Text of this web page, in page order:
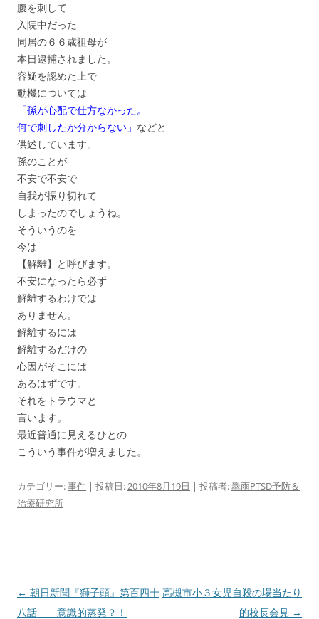
腹を刺して
入院中だった
同居の６６歳祖母が
本日逮捕されました。
容疑を認めた上で
動機については
「孫が心配で仕方なかった。
何で刺したか分からない」 などと
供述しています。
孫のことが
不安で不安で
自我が振り切れて
しまったのでしょうね。
そういうのを
今は
【解離】と呼びます。
不安になったら必ず
解離するわけでは
ありません。
解離するには
解離するだけの
心因がそこには
あるはずです。
それをトラウマと
言います。
最近普通に見えるひとの
こういう事件が増えました。
カテゴリー:事件 | 投稿日:2010年8月19日 | 投稿者:翠雨PTSD予防＆
治療研究所
投
稿
← 朝日新聞『獅子頭』第百四十
八話 意識的蒸発？！
高槻市小３女児自殺の場当たり
的校長会見 →